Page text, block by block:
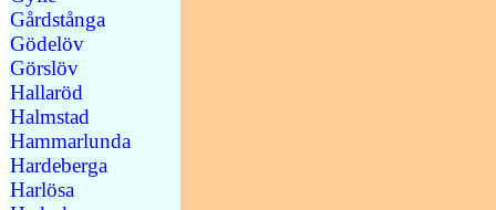
Gårdstånga
Gödelöv
Görslöv
Hallaröd
Halmstad
Hammarlunda
Hardeberga
Harlösa